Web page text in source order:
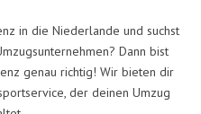
in die Niederlande und suchst
Dann bist
genau richtig! Wir bieten dir
der deinen Umzug